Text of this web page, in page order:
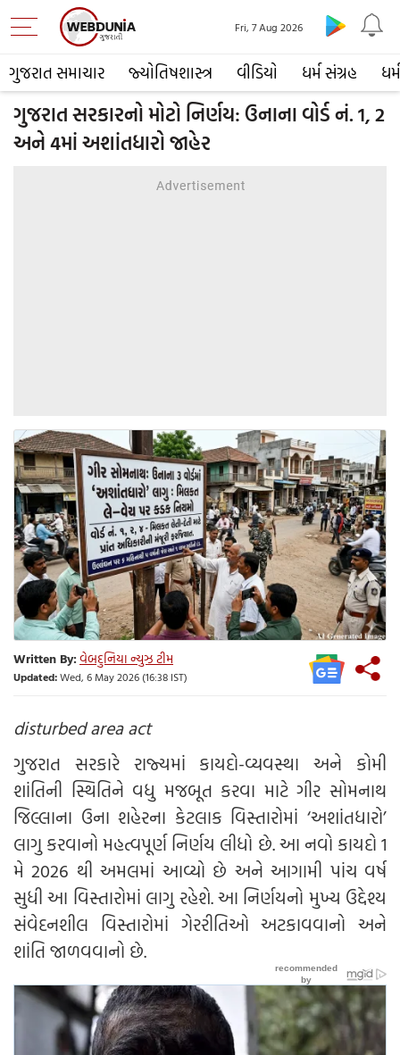
ગુજરાત સમાચાર જ્યોતિષશાસ્ત્ર વીડિયો ધર્મ સંગ્રહ ધર્મ
Fri, 7 Aug 2026
ગુજરાત સરકારનો મોટો નિર્ણય: ઉનાના વોર્ડ નં. 1, 2
અને 4માં અશાંતધારો જાહેર
Written By:વેબદુનિયા ન્યુઝ ટીમ
Updated:Wed, 6 May 2026 (16:38 IST)
disturbed area act
ગુજરાત સરકારે રાજ્યમાં કાયદો-વ્યવસ્થા અને કોમી
શાંતિની સ્થિતિને વધુ મજબૂત કરવા માટે ગીર સોમનાથ
જિલ્લાના ઉના શહેરના કેટલાક વિસ્તારોમાં ‘અશાંતધારો’
લાગુ કરવાનો મહત્વપૂર્ણ નિર્ણય લીધો છે. આ નવો કાયદો 1
મે 2026 થી અમલમાં આવ્યો છે અને આગામી પાંચ વર્ષ
સુધી આ વિસ્તારોમાં લાગુ રહેશે. આ નિર્ણયનો મુખ્ય ઉદ્દેશ્ય
સંવેદનશીલ વિસ્તારોમાં ગેરરીતિઓ અટકાવવાનો અને
શાંતિ જાળવવાનો છે.